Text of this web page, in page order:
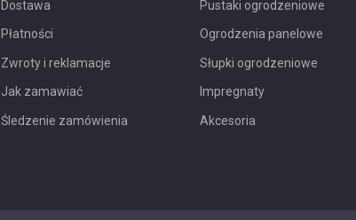
Dostawa
Płatności
Zwroty i reklamacje
Jak zamawiać
Śledzenie zamówienia
Pustaki ogrodzeniowe
Ogrodzenia panelowe
Słupki ogrodzeniowe
Impregnaty
Akcesoria